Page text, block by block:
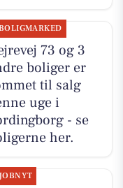
73 og 3
boliger er
til salg
uge i
- se
her.